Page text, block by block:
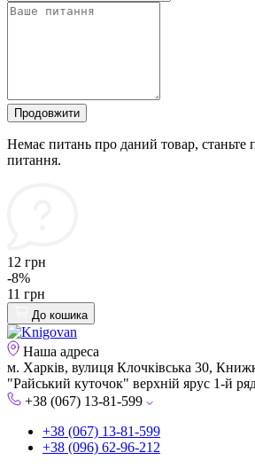
Продовжити
Немає питань про даний товар, станьте
питання.
12 грн
-8%
11 грн
До кошика
Наша адреса
м. Харків, вулиця Клочківська 30,
"Райський куточок" верхній ярус 1-й
+38 (067) 13-81-599
+38 (067) 13-81-599
+38 (096) 62-96-212